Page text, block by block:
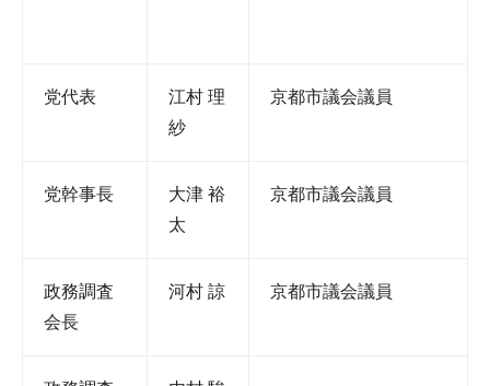
は党代表
江村 理
紗
京都市議会議員
党幹事長
大津 裕
太
京都市議会議員
政務調査
会長
河村 諒 京都市議会議員